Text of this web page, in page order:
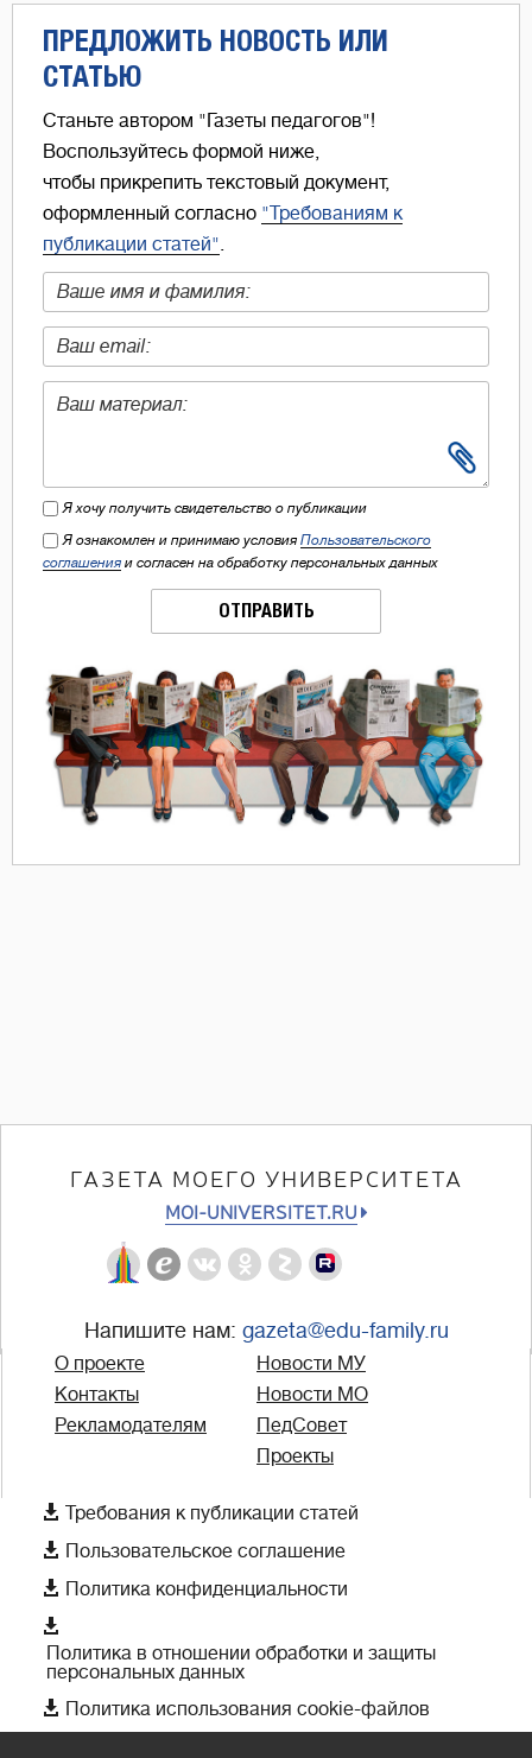
ПРЕДЛОЖИТЬ НОВОСТЬ ИЛИ
СТАТЬЮ
Станьте автором "Газеты педагогов"!
Воспользуйтесь формой ниже,
чтобы прикрепить текстовый документ,
оформленный согласно "Требованиям к
публикации статей".
Я хочу получить свидетельство о публикации
Я ознакомлен и принимаю условия Пользовательского
соглашения и согласен на обработку персональных данных
ОТПРАВИТЬ
ГАЗЕТА МОЕГО УНИВЕРСИТЕТА
MOI-UNIVERSITET.RU
Напишите нам: gazeta@edu-family.ru
О проекте
Контакты
Рекламодателям
Новости МУ
Новости МО
ПедСовет
Проекты
 Требования к публикации статей
 Пользовательское соглашение
 Политика конфиденциальности

Политика в отношении обработки и защиты
персональных данных
 Политика использования cookie-файлов